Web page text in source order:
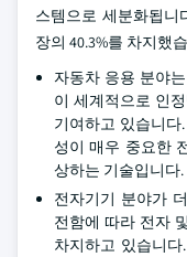
스템으로 세분화됩니
장의 40.3%를 차지했
자동차 응용 분야
이 세계적으로 인
기여하고 있습니
성이 매우 중요한
상하는 기술입니다.
전자기기 분야가
전함에 따라 전자
차지하고 있습니